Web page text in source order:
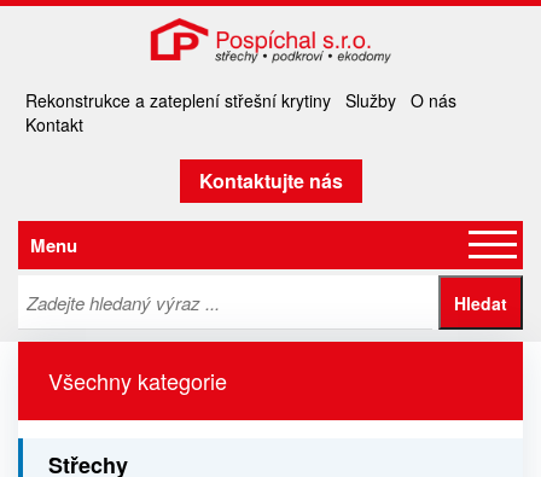
Rekonstrukce a zateplení střešní krytiny Služby O nás
Kontakt
Kontaktujte nás
Menu
Všechny kategorie
Střechy